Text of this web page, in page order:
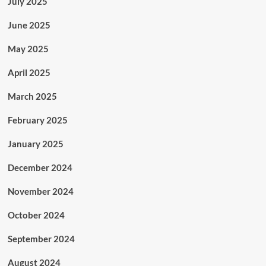
June 2025
May 2025
April 2025
March 2025
February 2025
January 2025
December 2024
November 2024
October 2024
September 2024
August 2024